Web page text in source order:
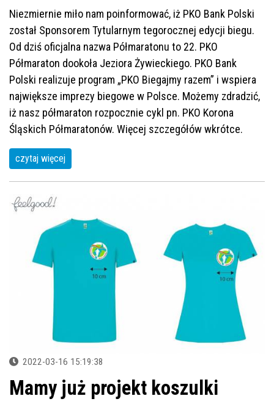
Niezmiernie miło nam poinformować, iż PKO Bank Polski
został Sponsorem Tytularnym tegorocznej edycji biegu.
Od dziś oficjalna nazwa Półmaratonu to 22. PKO
Półmaraton dookoła Jeziora Żywieckiego. PKO Bank
Polski realizuje program „PKO Biegajmy razem” i wspiera
największe imprezy biegowe w Polsce. Możemy zdradzić,
iż nasz półmaraton rozpocznie cykl pn. PKO Korona
Śląskich Półmaratonów. Więcej szczegółów wkrótce.
czytaj więcej
2022-03-16 15:19:38
Mamy już projekt koszulki